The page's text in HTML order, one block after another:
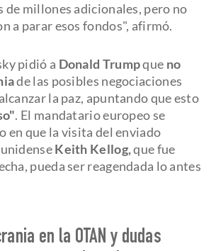
de millones adicionales, pero no
a parar esos fondos", afirmó.
pidió a Donald Trumpque no
de las posibles negociaciones
la paz, apuntando que esto
. El mandatario europeo se
en que la visita del enviado
Keith Kellog,que fue
pueda ser reagendada lo antes
en la OTAN y dudas